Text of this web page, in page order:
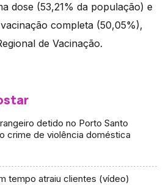
dose (53,21% da população) e
vacinação completa (50,05%),
de Vacinação.
detido no Porto Santo
crime de violência doméstica
tempo atraiu clientes (vídeo)